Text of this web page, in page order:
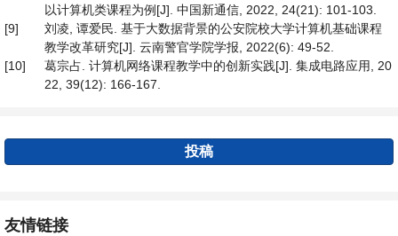
以计算机类课程为例[J]. 中国新通信, 2022, 24(21): 101-103.
[9]
刘凌, 谭爱民. 基于大数据背景的公安院校大学计算机基础课程
教学改革研究[J]. 云南警官学院学报, 2022(6): 49-52.
[10]
葛宗占. 计算机网络课程教学中的创新实践[J]. 集成电路应用, 20
22, 39(12): 166-167.
投稿
友情链接